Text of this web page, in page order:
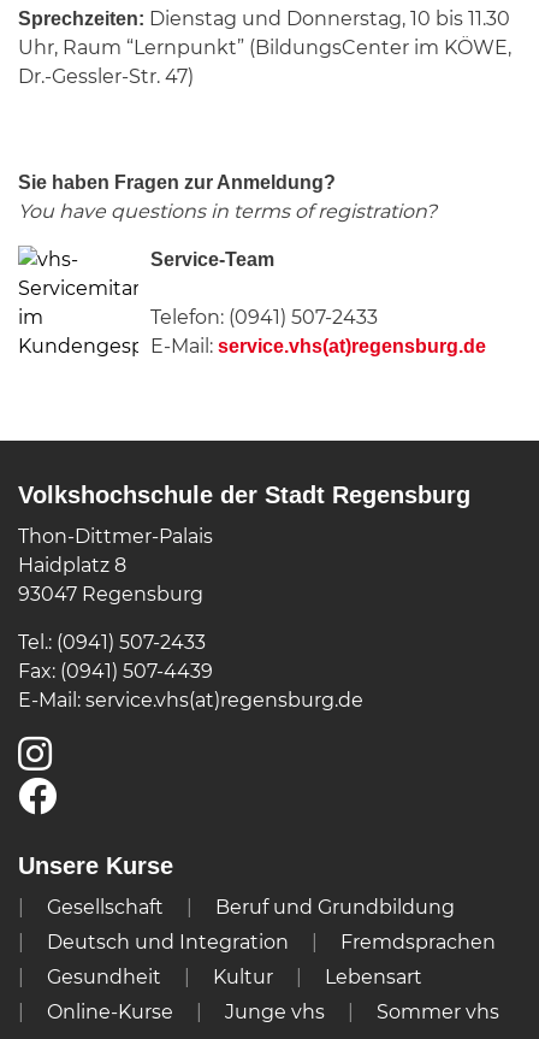
Sprechzeiten: Dienstag und Donnerstag, 10 bis 11.30
Uhr, Raum “Lernpunkt” (BildungsCenter im KÖWE,
Dr.-Gessler-Str. 47)
Sie haben Fragen zur Anmeldung?
You have questions in terms of registration?
Service-Team
Telefon: (0941) 507-2433
E-Mail: service.vhs(at)regensburg.de
Volkshochschule der Stadt Regensburg
Thon-Dittmer-Palais
Haidplatz 8
93047 Regensburg
Tel.: (0941) 507-2433
Fax: (0941) 507-4439
E-Mail: service.vhs(at)regensburg.de
Unsere Kurse
Gesellschaft
Beruf und Grundbildung
Deutsch und Integration
Fremdsprachen
Gesundheit
Kultur
Lebensart
Online-Kurse
Junge vhs Sommer vhs